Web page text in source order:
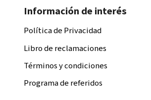
Información de interés
Política de Privacidad
Libro de reclamaciones
Términos y condiciones
Programa de referidos